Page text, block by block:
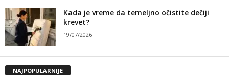
Kada je vreme da temeljno očistite dečiji
krevet?
19/07/2026
NAJPOPULARNIJE